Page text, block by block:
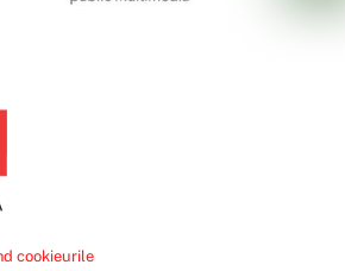
cookieurile